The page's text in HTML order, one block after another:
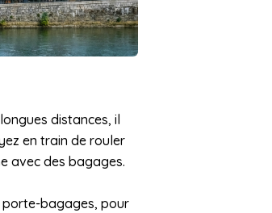
distances, il
en train de rouler
avec des bagages.
porte-bagages, pour